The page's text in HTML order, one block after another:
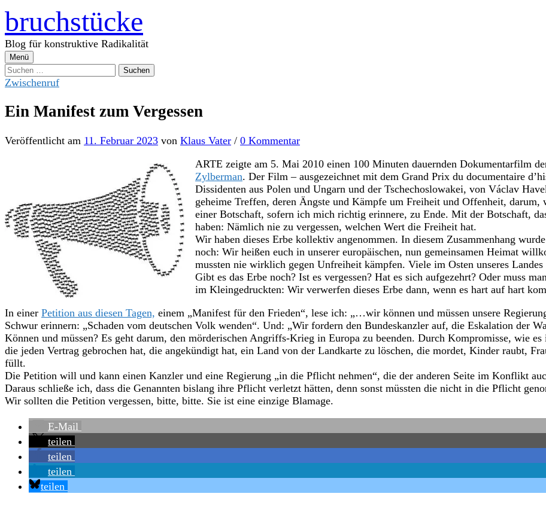
Zum
Inhalt
überspringen
bruchstücke
Blog für konstruktive Radikalität
Menü
Suchen
nach:
Zwischenruf
Ein Manifest zum Vergessen
Veröffentlicht am 11. Februar 2023 von Klaus Vater / 0 Kommentar
ARTE zeigte am 5. Mai 2010 einen 100 Minuten dauernden Dokumentarfilm
Zylberman. Der Film – ausgezeichnet mit dem Grand Prix du documentaire
Dissidenten aus Polen und Ungarn und der Tschechoslowakei, von Václav
geheime Treffen, deren Ängste und Kämpfe um Freiheit und Offenheit,
einer Botschaft, sofern ich mich richtig erinnere, zu Ende. Mit der Botschaft,
haben: Nämlich nie zu vergessen, welchen Wert die Freiheit hat.
Wir haben dieses Erbe kollektiv angenommen. In diesem Zusammenhang
noch: Wir heißen euch in unserer europäischen, nun gemeinsamen Heimat
mussten nie wirklich gegen Unfreiheit kämpfen. Viele im Osten unseres
Gibt es das Erbe noch? Ist es vergessen? Hat es sich aufgezehrt? Oder muss
im Kleingedruckten: Wir verwerfen dieses Erbe dann, wenn es hart auf hart
In einer Petition aus diesen Tagen, einem „Manifest für den Frieden“, lese ich: „…wir können und müssen unsere
Schwur erinnern: „Schaden vom deutschen Volk wenden“. Und: „Wir fordern den Bundeskanzler auf, die Eskalation der
Können und müssen? Es geht darum, den mörderischen Angriffs-Krieg in Europa zu beenden. Durch Kompromisse, wie
die jeden Vertrag gebrochen hat, die angekündigt hat, ein Land von der Landkarte zu löschen, die mordet, Kinder raubt,
füllt.
Die Petition will und kann einen Kanzler und eine Regierung „in die Pflicht nehmen“, die der anderen Seite im Konflikt
Daraus schließe ich, dass die Genannten bislang ihre Pflicht verletzt hätten, denn sonst müssten die nicht in die Pflicht
Wir sollten die Petition vergessen, bitte, bitte. Sie ist eine einzige Blamage.
E-Mail
teilen
teilen
teilen
teilen